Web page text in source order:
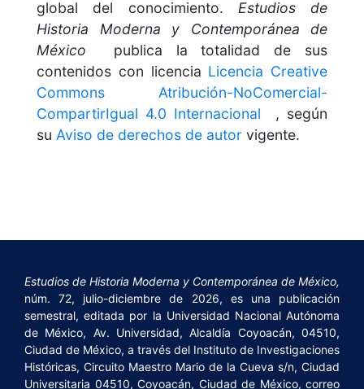
global del conocimiento. Estudios de
Historia Moderna y Contemporánea de
México publica la totalidad de sus
contenidos con licencia Licencia Creative
Commons Atribución-NoComercial-
CompartirIgual 4.0 Internacional , según
su Aviso de derechos de autor vigente.
Estudios de Historia Moderna y Contemporánea de México,
núm. 72, julio-diciembre de 2026, es una publicación
semestral, editada por la Universidad Nacional Autónoma
de México, Av. Universidad, Alcaldía Coyoacán, 04510,
Ciudad de México, a través del Instituto de Investigaciones
Históricas, Circuito Maestro Mario de la Cueva s/n, Ciudad
Universitaria 04510, Coyoacán, Ciudad de México, correo